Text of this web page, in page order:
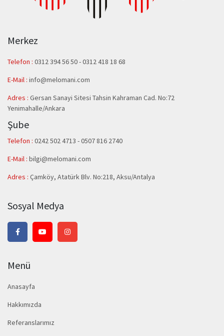
Merkez
Telefon : 0312 394 56 50-0312 418 18 68
E-Mail : info@melomani.com
Adres : Gersan Sanayi Sitesi Tahsin Kahraman Cad. No:72
Yenimahalle/Ankara
Şube
Telefon : 0242 502 4713 - 0507 816 2740
E-Mail : bilgi@melomani.com
Adres : Çamköy, Atatürk Blv. No:218, Aksu/Antalya
Sosyal Medya
Menü
Anasayfa
Hakkımızda
Referanslarımız